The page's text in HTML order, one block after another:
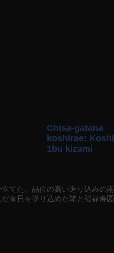
Chisa-gatana
koshirae: Koshi
1bu kizami
てた、品位の高い造り込みの南
青貝を塗り込めた鞘と福禄寿図